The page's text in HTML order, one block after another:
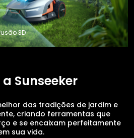
3D
a Sunseeker
das tradições de jardim e
criando ferramentas que
e se encaixam perfeitamente
sua vida.